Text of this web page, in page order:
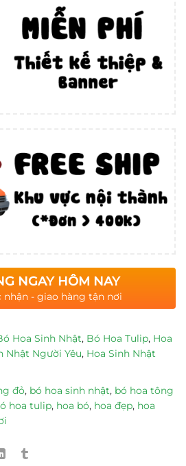
NGAY HÔM NAY
nhận - giao hàng tận nơi
Hoa Sinh Nhật, Bó Hoa Tulip, Hoa
Nhật Người Yêu, Hoa Sinh Nhật
đỏ, bó hoa sinh nhật, bó hoa tông
hoa tulip, hoa bó, hoa đẹp, hoa